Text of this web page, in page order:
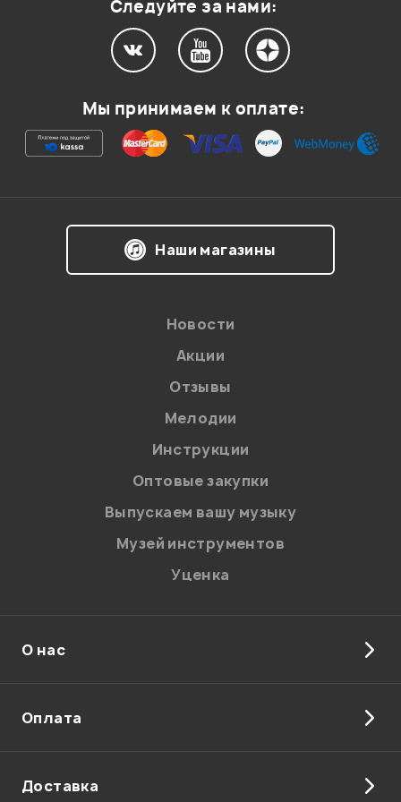
Ваша оценка:
на обработку персональных данных в
Политикой в отношении обработки
персональных данных.
Введите проверочное число:
Отправить
Следуйте за нами:
Мы принимаем к оплате:
Наши магазины
Новости
Акции
Отзывы
Мелодии
Инструкции
Оптовые закупки
Выпускаем вашу музыку
Музей инструментов
Уценка
О нас
Оплата
Доставка